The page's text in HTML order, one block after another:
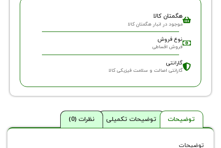
در انبار هگمتان کالا
اصالت و سلامت فیزیکی کالا
توضیحات تکمیلی نظرات (0)